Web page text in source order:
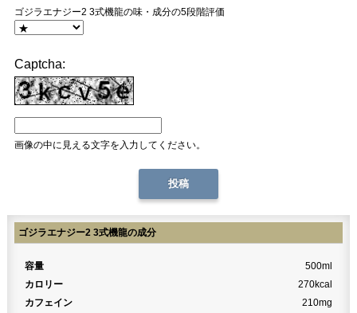
ゴジラエナジー2 3式機龍の味・成分の5段階評価
Captcha:
画像の中に見える文字を入力してください。
ゴジラエナジー2 3式機龍の成分
容量
500ml
カロリー
270kcal
カフェイン
210mg